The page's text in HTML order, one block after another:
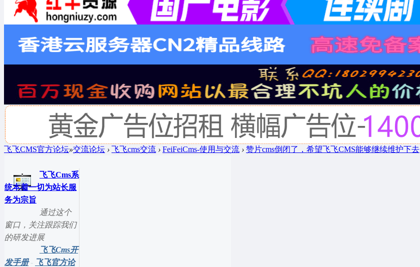
飞飞CMS官方论坛»交流论坛 › 飞飞cms交流 › FeiFeiCms-使用与交流 › 赞片cms倒闭了，希望飞飞CMS能够继续维护下去
飞飞Cms系
统本着一切为站长服
务为宗旨
通过这个
窗口，关注跟踪我们
的研发进展
飞飞Cms开
发手册- 飞飞官方论